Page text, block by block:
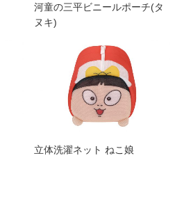
河童の三平ビニールポーチ(タ
ヌキ)
立体洗濯ネット ねこ娘